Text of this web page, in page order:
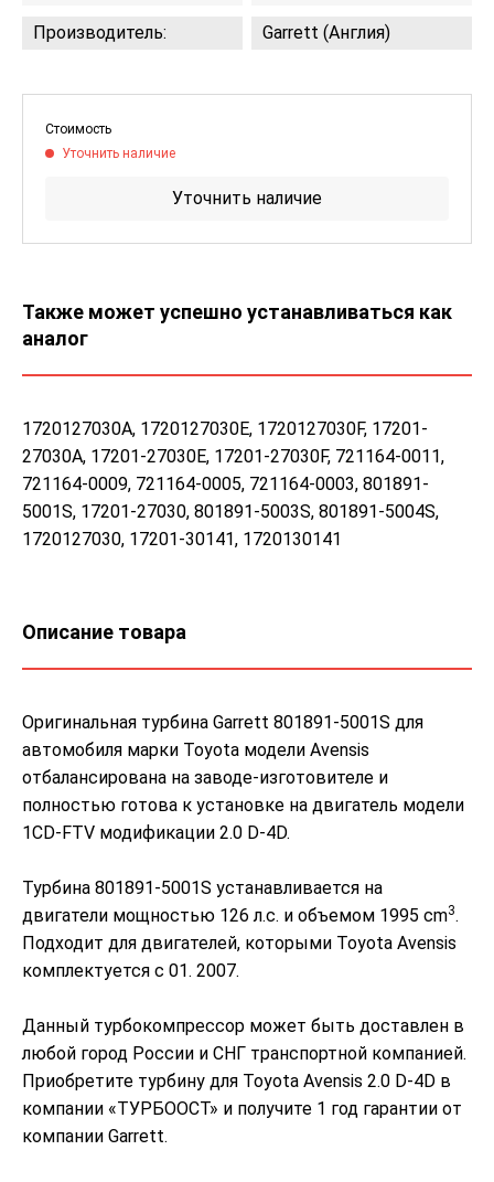
Производитель: Garrett (Англия)
Стоимость
Уточнить наличие
Уточнить наличие
Также может успешно устанавливаться как
аналог
1720127030A, 1720127030E, 1720127030F, 17201-
27030A, 17201-27030E, 17201-27030F, 721164-0011,
721164-0009, 721164-0005, 721164-0003, 801891-
5001S, 17201-27030, 801891-5003S, 801891-5004S,
1720127030, 17201-30141, 1720130141
Описание товара
Оригинальная турбина Garrett 801891-5001S для
автомобиля марки Toyota модели Avensis
отбалансирована на заводе-изготовителе и
полностью готова к установке на двигатель модели
1CD-FTV модификации 2.0 D-4D.
Турбина 801891-5001S устанавливается на
двигатели мощностью 126 л.с. и объемом 1995 cm3.
Подходит для двигателей, которыми Toyota Avensis
комплектуется с 01. 2007.
Данный турбокомпрессор может быть доставлен в
любой город России и СНГ транспортной компанией.
Приобретите турбину для Toyota Avensis 2.0 D-4D в
компании «ТУРБООСТ» и получите 1 год гарантии от
компании Garrett.